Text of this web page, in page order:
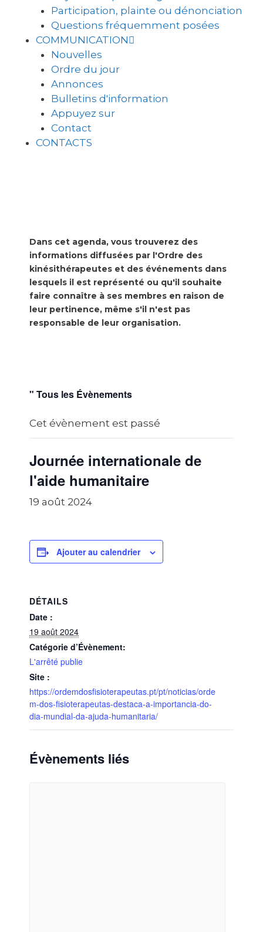
Participation, plainte ou dénonciation
Questions fréquemment posées
COMMUNICATION
Nouvelles
Ordre du jour
Annonces
Bulletins d'information
Appuyez sur
Contact
CONTACTS
Dans cet agenda, vous trouverez des
informations diffusées par l'Ordre des
kinésithérapeutes et des événements dans
lesquels il est représenté ou qu'il souhaite
faire connaître à ses membres en raison de
leur pertinence, même s'il n'est pas
responsable de leur organisation.
" Tous les Évènements
Cet évènement est passé
Journée internationale de
l'aide humanitaire
19 août 2024
Ajouter au calendrier
DÉTAILS
Date :
19 août 2024
Catégorie d’Évènement:
L'arrêté publie
Site :
https://ordemdosfisioterapeutas.pt/pt/noticias/orde
m-dos-fisioterapeutas-destaca-a-importancia-do-
dia-mundial-da-ajuda-humanitaria/
Évènements liés